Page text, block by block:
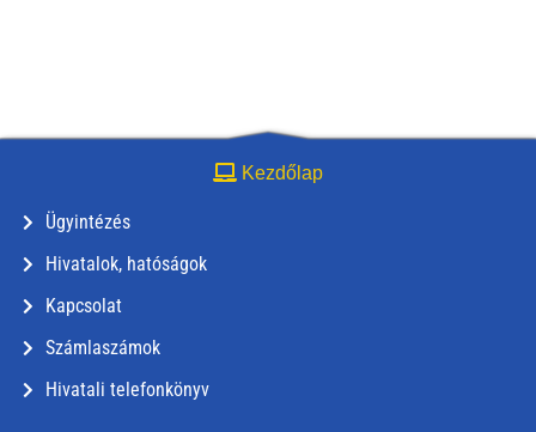
Kezdőlap
Ügyintézés
Hivatalok, hatóságok
Kapcsolat
Számlaszámok
Hivatali telefonkönyv